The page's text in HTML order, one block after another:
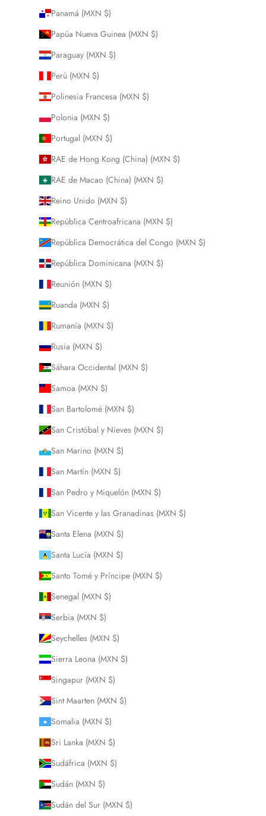
Panamá (MXN $)
Papúa Nueva Guinea (MXN $)
Paraguay (MXN $)
Perú (MXN $)
Polinesia Francesa (MXN $)
Polonia (MXN $)
Portugal (MXN $)
RAE de Hong Kong (China) (MXN $)
RAE de Macao (China) (MXN $)
Reino Unido (MXN $)
República Centroafricana (MXN $)
República Democrática del Congo (MXN $)
República Dominicana (MXN $)
Reunión (MXN $)
Ruanda (MXN $)
Rumanía (MXN $)
Rusia (MXN $)
Sáhara Occidental (MXN $)
Samoa (MXN $)
San Bartolomé (MXN $)
San Cristóbal y Nieves (MXN $)
San Marino (MXN $)
San Martín (MXN $)
San Pedro y Miquelón (MXN $)
San Vicente y las Granadinas (MXN $)
Santa Elena (MXN $)
Santa Lucía (MXN $)
Santo Tomé y Príncipe (MXN $)
Senegal (MXN $)
Serbia (MXN $)
Seychelles (MXN $)
Sierra Leona (MXN $)
Singapur (MXN $)
Sint Maarten (MXN $)
Somalia (MXN $)
Sri Lanka (MXN $)
Sudáfrica (MXN $)
Sudán (MXN $)
Sudán del Sur (MXN $)